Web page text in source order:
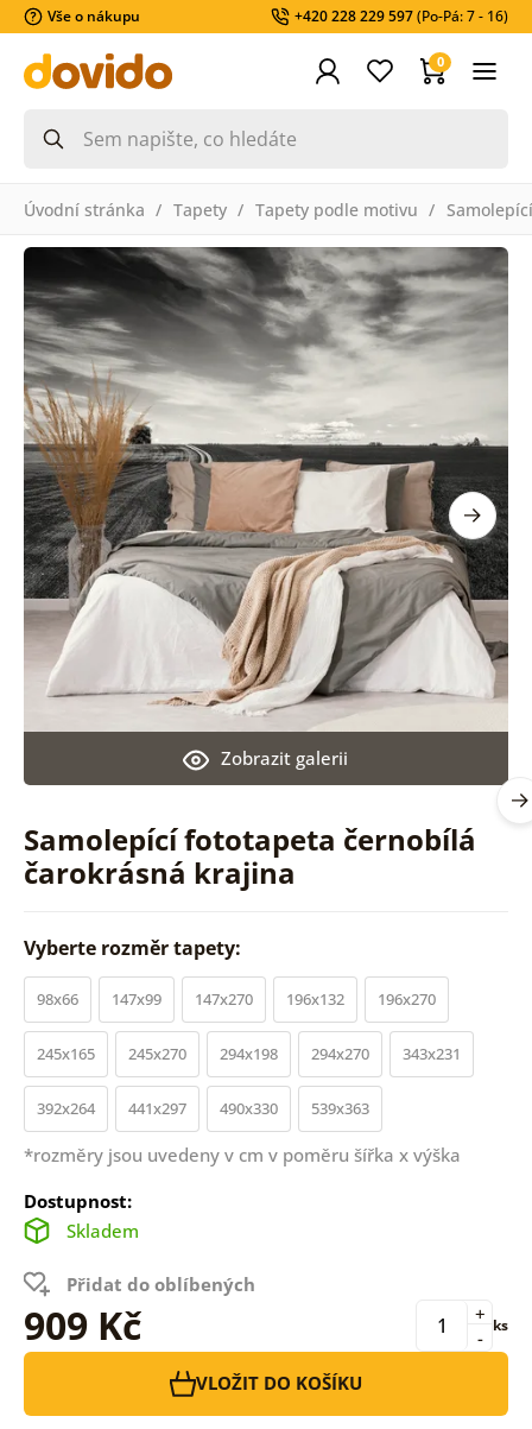
Vše o nákupu +420 228 229 597(Po-Pá: 7 - 16)
0
Úvodní stránka Tapety Tapety podle motivu
Samolepící fototapeta černobílá
čarokrásná krajina
Zobrazit galerii
Vyberte rozměr tapety:
98x66 147x99 147x270 196x132 196x270
245x165 245x270 294x198 294x270 343x231
392x264 441x297 490x330 539x363
*rozměry jsou uvedeny v cm v poměru šířka x výška
Dostupnost:
Skladem
Přidat do oblíbených
909 Kč -
+ ks
VLOŽIT DO KOŠÍKU